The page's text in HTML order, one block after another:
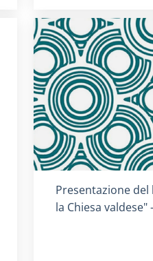
Titolo card:
Presentazione
la Chiesa